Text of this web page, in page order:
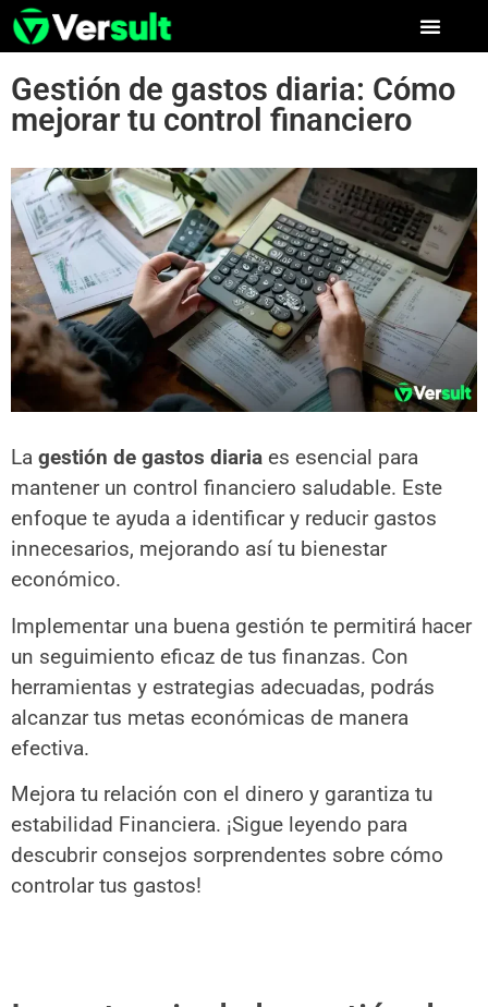
Gestión de gastos diaria: Cómo
mejorar tu control financiero
La gestión de gastos diaria es esencial para
mantener un control financiero saludable. Este
enfoque te ayuda a identificar y reducir gastos
innecesarios, mejorando así tu bienestar
económico.
Implementar una buena gestión te permitirá hacer
un seguimiento eficaz de tus finanzas. Con
herramientas y estrategias adecuadas, podrás
alcanzar tus metas económicas de manera
efectiva.
Mejora tu relación con el dinero y garantiza tu
estabilidad Financiera. ¡Sigue leyendo para
descubrir consejos sorprendentes sobre cómo
controlar tus gastos!